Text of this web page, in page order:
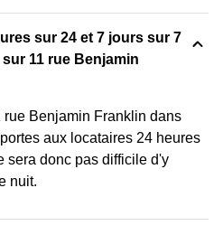
sur 24 et 7 jours sur 7
11 rue Benjamin
rue Benjamin Franklin dans
aux locataires 24 heures
sera donc pas difficile d'y
nuit.